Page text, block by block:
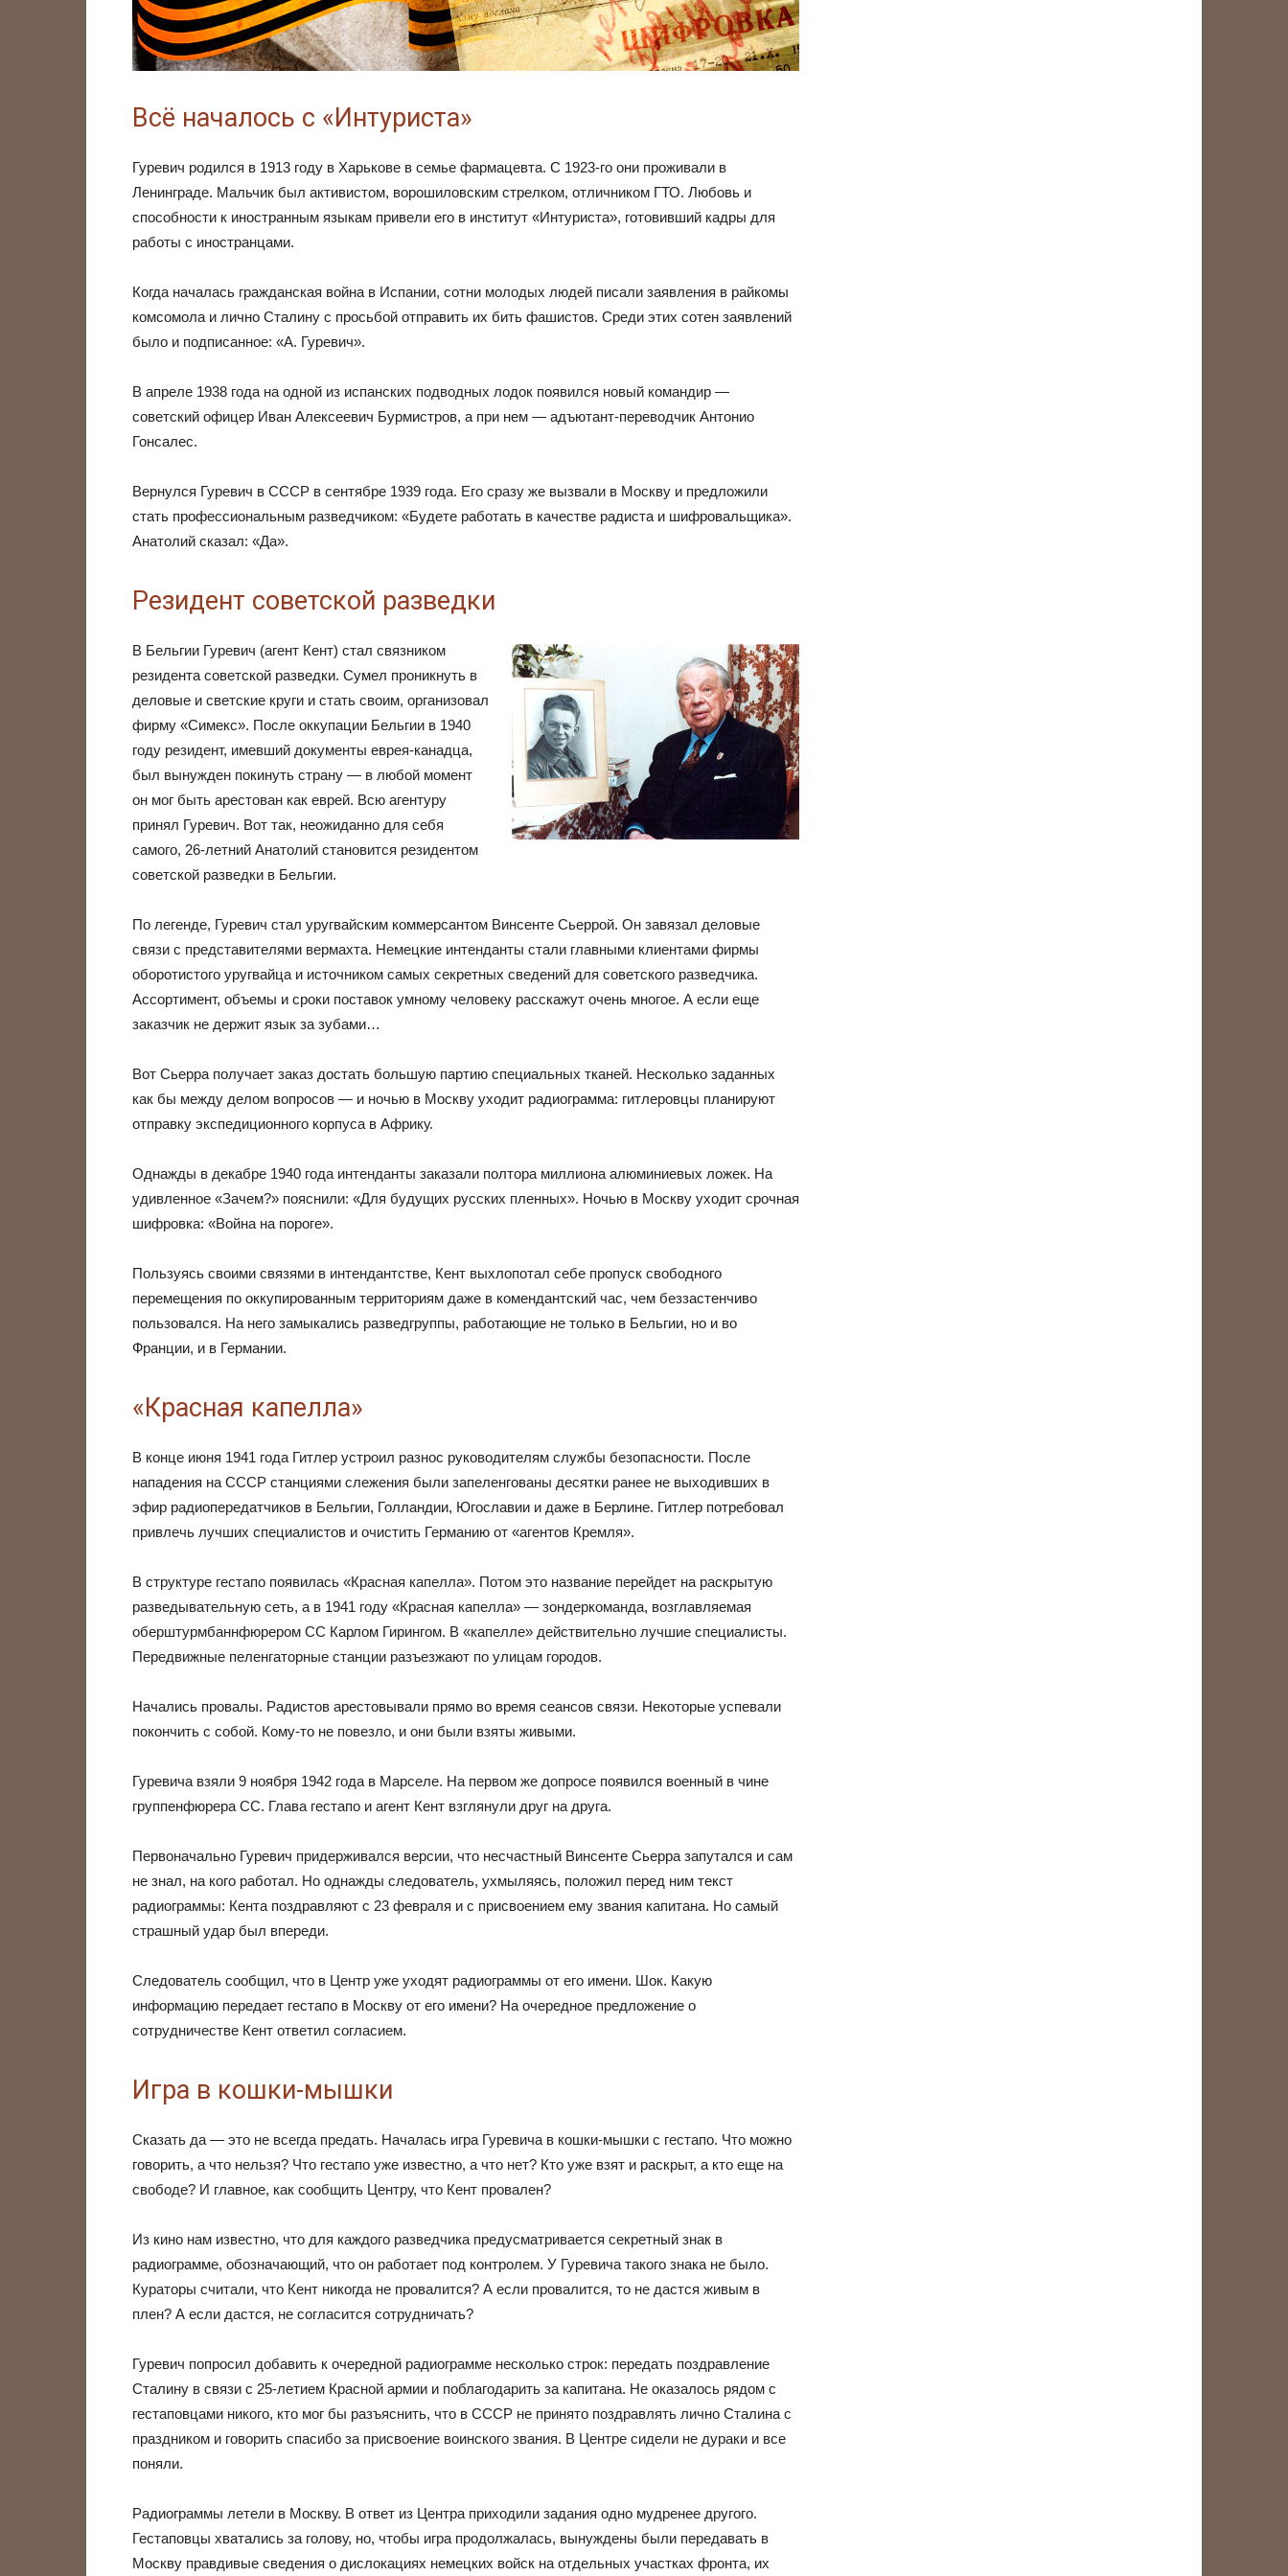
Всё началось с «Интуриста»
Гуревич родился в 1913 году в Харькове в семье фармацевта. С 1923-го они проживали в
Ленинграде. Мальчик был активистом, ворошиловским стрелком, отличником ГТО. Любовь и
способности к иностранным языкам привели его в институт «Интуриста», готовивший кадры для
работы с иностранцами.
Когда началась гражданская война в Испании, сотни молодых людей писали заявления в райкомы
комсомола и лично Сталину с просьбой отправить их бить фашистов. Среди этих сотен заявлений
было и подписанное: «А. Гуревич».
В апреле 1938 года на одной из испанских подводных лодок появился новый командир —
советский офицер Иван Алексеевич Бурмистров, а при нем — адъютант-переводчик Антонио
Гонсалес.
Вернулся Гуревич в СССР в сентябре 1939 года. Его сразу же вызвали в Москву и предложили
стать профессиональным разведчиком: «Будете работать в качестве радиста и шифровальщика».
Анатолий сказал: «Да».
Резидент советской разведки
В Бельгии Гуревич (агент Кент) стал связником
резидента советской разведки. Сумел проникнуть в
деловые и светские круги и стать своим, организовал
фирму «Симекс». После оккупации Бельгии в 1940
году резидент, имевший документы еврея-канадца,
был вынужден покинуть страну — в любой момент
он мог быть арестован как еврей. Всю агентуру
принял Гуревич. Вот так, неожиданно для себя
самого, 26-летний Анатолий становится резидентом
советской разведки в Бельгии.
По легенде, Гуревич стал уругвайским коммерсантом Винсенте Сьеррой. Он завязал деловые
связи с представителями вермахта. Немецкие интенданты стали главными клиентами фирмы
оборотистого уругвайца и источником самых секретных сведений для советского разведчика.
Ассортимент, объемы и сроки поставок умному человеку расскажут очень многое. А если еще
заказчик не держит язык за зубами…
Вот Сьерра получает заказ достать большую партию специальных тканей. Несколько заданных
как бы между делом вопросов — и ночью в Москву уходит радиограмма: гитлеровцы планируют
отправку экспедиционного корпуса в Африку.
Однажды в декабре 1940 года интенданты заказали полтора миллиона алюминиевых ложек. На
удивленное «Зачем?» пояснили: «Для будущих русских пленных». Ночью в Москву уходит срочная
шифровка: «Война на пороге».
Пользуясь своими связями в интендантстве, Кент выхлопотал себе пропуск свободного
перемещения по оккупированным территориям даже в комендантский час, чем беззастенчиво
пользовался. На него замыкались разведгруппы, работающие не только в Бельгии, но и во
Франции, и в Германии.
«Красная капелла»
В конце июня 1941 года Гитлер устроил разнос руководителям службы безопасности. После
нападения на СССР станциями слежения были запеленгованы десятки ранее не выходивших в
эфир радиопередатчиков в Бельгии, Голландии, Югославии и даже в Берлине. Гитлер потребовал
привлечь лучших специалистов и очистить Германию от «агентов Кремля».
В структуре гестапо появилась «Красная капелла». Потом это название перейдет на раскрытую
разведывательную сеть, а в 1941 году «Красная капелла» — зондеркоманда, возглавляемая
оберштурмбаннфюрером СС Карлом Гирингом. В «капелле» действительно лучшие специалисты.
Передвижные пеленгаторные станции разъезжают по улицам городов.
Начались провалы. Радистов арестовывали прямо во время сеансов связи. Некоторые успевали
покончить с собой. Кому-то не повезло, и они были взяты живыми.
Гуревича взяли 9 ноября 1942 года в Марселе. На первом же допросе появился военный в чине
группенфюрера СС. Глава гестапо и агент Кент взглянули друг на друга.
Первоначально Гуревич придерживался версии, что несчастный Винсенте Сьерра запутался и сам
не знал, на кого работал. Но однажды следователь, ухмыляясь, положил перед ним текст
радиограммы: Кента поздравляют с 23 февраля и с присвоением ему звания капитана. Но самый
страшный удар был впереди.
Следователь сообщил, что в Центр уже уходят радиограммы от его имени. Шок. Какую
информацию передает гестапо в Москву от его имени? На очередное предложение о
сотрудничестве Кент ответил согласием.
Игра в кошки-мышки
Сказать да — это не всегда предать. Началась игра Гуревича в кошки-мышки с гестапо. Что можно
говорить, а что нельзя? Что гестапо уже известно, а что нет? Кто уже взят и раскрыт, а кто еще на
свободе? И главное, как сообщить Центру, что Кент провален?
Из кино нам известно, что для каждого разведчика предусматривается секретный знак в
радиограмме, обозначающий, что он работает под контролем. У Гуревича такого знака не было.
Кураторы считали, что Кент никогда не провалится? А если провалится, то не дастся живым в
плен? А если дастся, не согласится сотрудничать?
Гуревич попросил добавить к очередной радиограмме несколько строк: передать поздравление
Сталину в связи с 25-летием Красной армии и поблагодарить за капитана. Не оказалось рядом с
гестаповцами никого, кто мог бы разъяснить, что в СССР не принято поздравлять лично Сталина с
праздником и говорить спасибо за присвоение воинского звания. В Центре сидели не дураки и все
поняли.
Радиограммы летели в Москву. В ответ из Центра приходили задания одно мудренее другого.
Гестаповцы хватались за голову, но, чтобы игра продолжалась, вынуждены были передавать в
Москву правдивые сведения о дислокациях немецких войск на отдельных участках фронта, их